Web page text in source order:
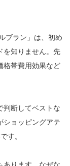
ブラン」は、初め
を知りません。先
格帯費用効果など
判断してベストな
ショッピングアテ
す。